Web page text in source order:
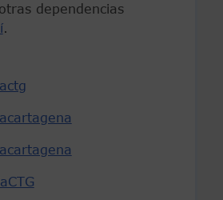
dependencias
.